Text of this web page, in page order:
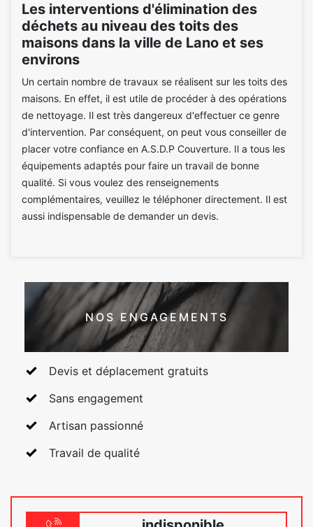
Les interventions d'élimination des
déchets au niveau des toits des
maisons dans la ville de Lano et ses
environs
Un certain nombre de travaux se réalisent sur les toits des
maisons. En effet, il est utile de procéder à des opérations
de nettoyage. Il est très dangereux d'effectuer ce genre
d'intervention. Par conséquent, on peut vous conseiller de
placer votre confiance en A.S.D.P Couverture. Il a tous les
équipements adaptés pour faire un travail de bonne
qualité. Si vous voulez des renseignements
complémentaires, veuillez le téléphoner directement. Il est
aussi indispensable de demander un devis.
NOS ENGAGEMENTS
Devis et déplacement gratuits
Sans engagement
Artisan passionné
Travail de qualité